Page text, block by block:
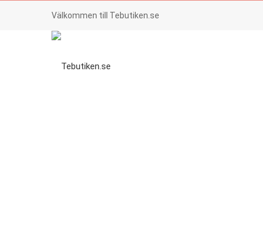
Välkommen till Tebutiken.se